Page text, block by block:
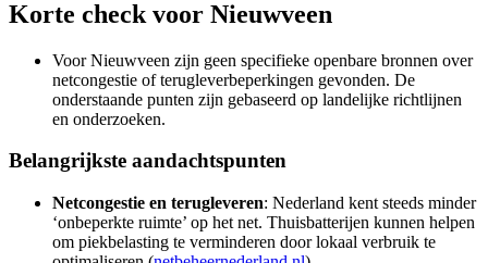
Korte check voor Nieuwveen
Voor Nieuwveen zijn geen specifieke openbare bronnen over
netcongestie of terugleverbeperkingen gevonden. De
onderstaande punten zijn gebaseerd op landelijke richtlijnen
en onderzoeken.
Belangrijkste aandachtspunten
Netcongestie en terugleveren: Nederland kent steeds minder
‘onbeperkte ruimte’ op het net. Thuisbatterijen kunnen helpen
om piekbelasting te verminderen door lokaal verbruik te